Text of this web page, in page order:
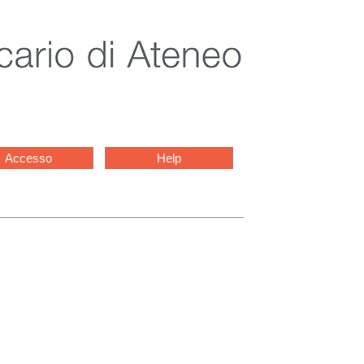
Accesso Help